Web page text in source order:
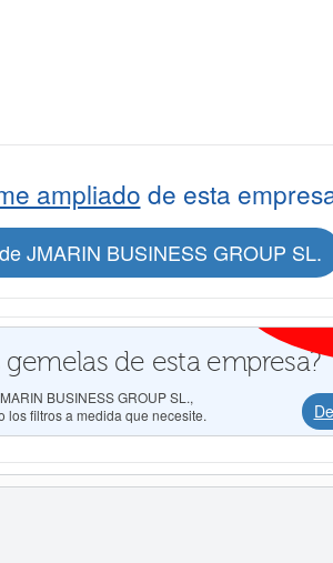
ampliado de esta
JMARIN BUSINESS GROUP SL.
de esta empresa?
BUSINESS GROUP SL.,
los filtros a medida que necesite.